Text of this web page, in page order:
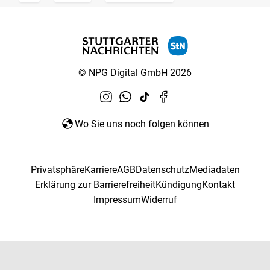
© NPG Digital GmbH 2026
Wo Sie uns noch folgen können
PrivatsphäreKarriereAGBDatenschutzMediadaten
Erklärung zur BarrierefreiheitKündigungKontakt
ImpressumWiderruf